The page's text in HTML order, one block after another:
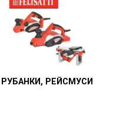
РУБАНКИ, РЕЙСМУСИ